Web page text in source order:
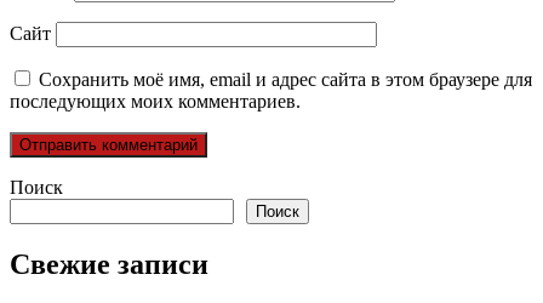
Сайт
Сохранить моё имя, email и адрес сайта в этом браузере для
последующих моих комментариев.
Поиск
Поиск
Свежие записи